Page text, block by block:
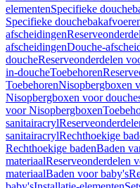
elementenSpecifieke
Specifieke
afscheidingen
afscheidingenDouche-
doucheReserveonderdelen
in-doucheToebehoren
ToebehorenNisopbergboxen
Nisopbergboxen voor
voor Nisopbergboxen
sanitairacryl
sanitairacrylRechthoekige
Rechthoekige badenBaden
materiaalReserveonderdelen
materiaalBaden voor baby's